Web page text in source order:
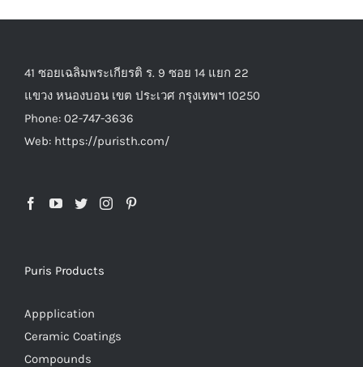
41 ซอยเฉลิมพระเกียรติ ร. 9 ซอย 14 แยก 22
แขวง หนองบอน เขต ประเวศ กรุงเทพฯ 10250
Phone: 02-747-3636
Web: https://puristh.com/
Puris Products
Appplication
Ceramic Coatings
Compounds